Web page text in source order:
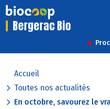
Bergerac Bio
Accueil
Toutes nos actualités
En octobre, savourez le